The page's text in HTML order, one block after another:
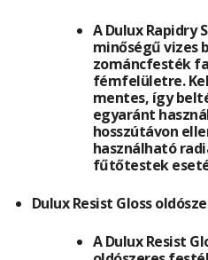
A Dulux
minőségű vizes
zománcfesték
fémfelületre.
mentes, így
egyaránt
hosszútávon
használható
fűtőtestek
Dulux Resist Gloss
A Dulux Resist